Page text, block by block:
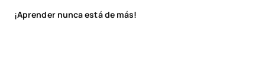
¡Aprender nunca está de más!